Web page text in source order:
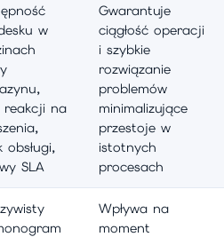
w
reakcji na
obsługi,
SLA
Gwarantuje
ciągłość operacji
i szybkie
rozwiązanie
problemów
minimalizujące
przestoje w
istotnych
procesach
Wpływa na
moment